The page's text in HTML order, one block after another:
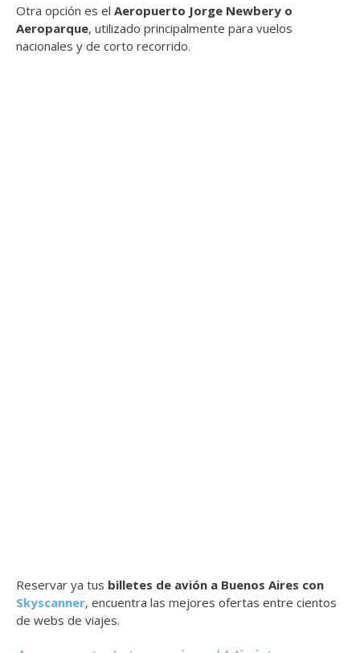
Otra opción es el Aeropuerto Jorge Newbery o
Aeroparque, utilizado principalmente para vuelos
nacionales y de corto recorrido.
Reservar ya tus billetes de avión a Buenos Aires con
Skyscanner, encuentra las mejores ofertas entre cientos
de webs de viajes.